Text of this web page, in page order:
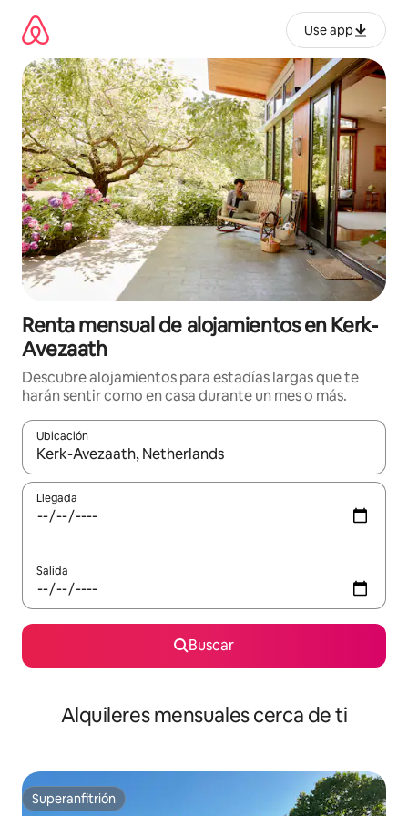
contenido
Use app
Renta mensual de alojamientos en Kerk-
Avezaath
Descubre alojamientos para estadías largas que te
harán sentir como en casa durante un mes o más.
Ubicación
Cuando los resultados estén disponibles, navega con las
Llegada
Salida
Buscar
Alquileres mensuales cerca de ti
Superanfitrión
Superanfitrión